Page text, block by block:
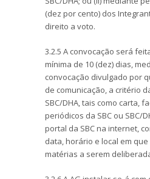
(dez por cento) dos
direito a voto.
3.2.5 A convocação será
mínima de 10 (dez) dias,
convocação divulgado por
de comunicação, a critério
SBC/DHA, tais como carta,
periódicos da SBC ou SBC/
portal da SBC na internet,
data, horário e local em
matérias a serem